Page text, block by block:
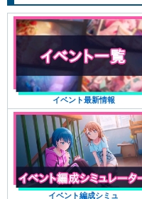
イベント最新情報
イベント編成シミュ